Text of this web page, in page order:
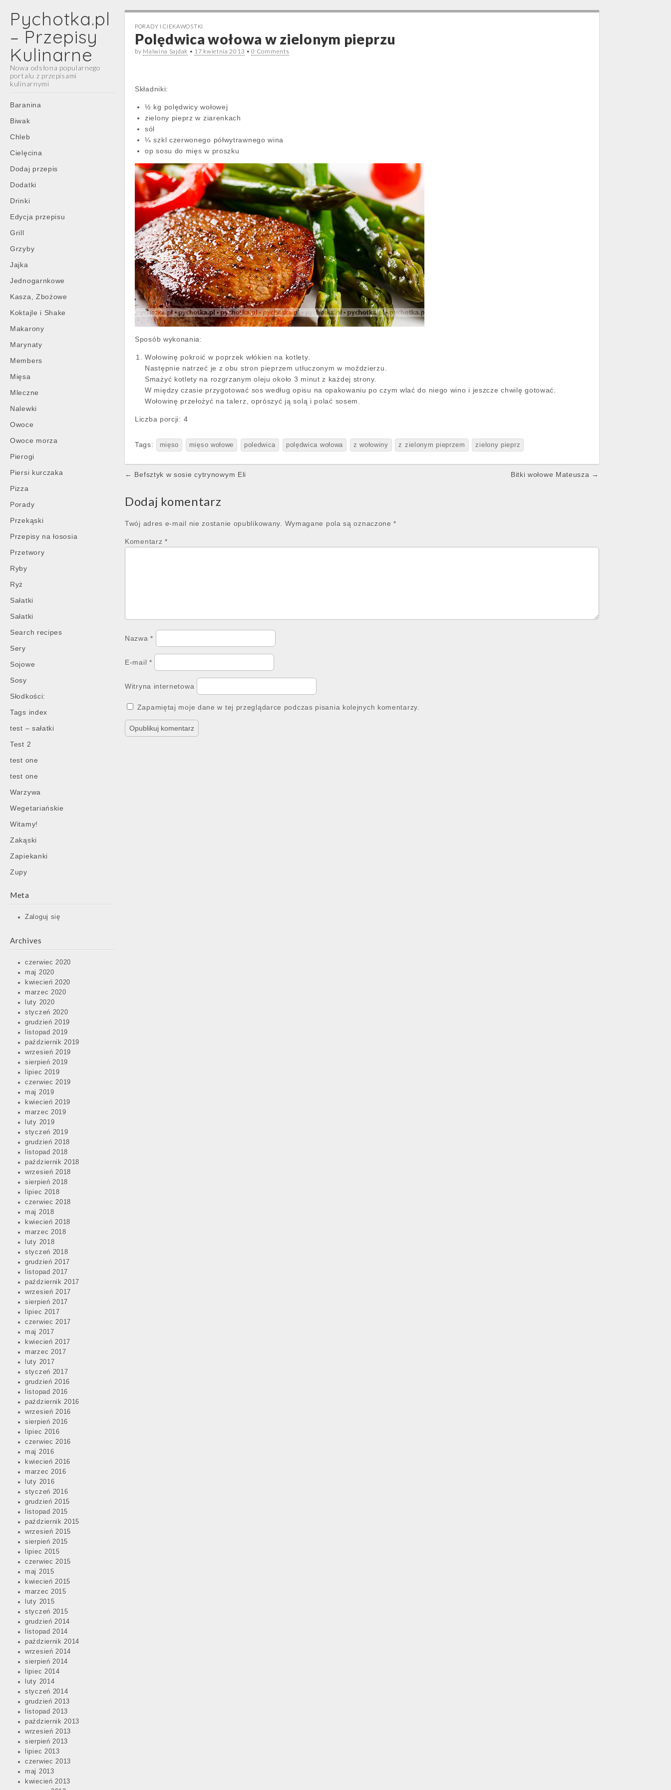
Pychotka.pl
– Przepisy
Kulinarne
Nowa odsłona popularnego
portalu z przepisami
kulinarnymi
Main
menu
Skip
content
Baranina
Biwak
Chleb
Cielęcina
Dodaj przepis
Dodatki
Drinki
Edycja przepisu
Grill
Grzyby
Jajka
Jednogarnkowe
Kasza, Zbożowe
Koktajle i Shake
Makarony
Marynaty
Members
Mięsa
Mleczne
Nalewki
Owoce
Owoce morza
Pierogi
Piersi kurczaka
Pizza
Porady
Przekąski
Przepisy na łososia
Przetwory
Ryby
Ryż
Sałatki
Sałatki
Search recipes
Sery
Sojowe
Sosy
Słodkości:
Tags index
test – sałatki
Test 2
test one
test one
Warzywa
Wegetariańskie
Witamy!
Zakąski
Zapiekanki
Zupy
Meta
Zaloguj się
Archives
czerwiec 2020
maj 2020
kwiecień 2020
marzec 2020
luty 2020
styczeń 2020
grudzień 2019
listopad 2019
październik 2019
wrzesień 2019
sierpień 2019
lipiec 2019
czerwiec 2019
maj 2019
kwiecień 2019
marzec 2019
luty 2019
styczeń 2019
grudzień 2018
listopad 2018
październik 2018
wrzesień 2018
sierpień 2018
lipiec 2018
czerwiec 2018
maj 2018
kwiecień 2018
marzec 2018
luty 2018
styczeń 2018
grudzień 2017
listopad 2017
październik 2017
wrzesień 2017
sierpień 2017
lipiec 2017
czerwiec 2017
maj 2017
kwiecień 2017
marzec 2017
luty 2017
styczeń 2017
grudzień 2016
listopad 2016
październik 2016
wrzesień 2016
sierpień 2016
lipiec 2016
czerwiec 2016
maj 2016
kwiecień 2016
marzec 2016
luty 2016
styczeń 2016
grudzień 2015
listopad 2015
październik 2015
wrzesień 2015
sierpień 2015
lipiec 2015
czerwiec 2015
maj 2015
kwiecień 2015
marzec 2015
luty 2015
styczeń 2015
grudzień 2014
listopad 2014
październik 2014
wrzesień 2014
sierpień 2014
lipiec 2014
luty 2014
styczeń 2014
grudzień 2013
listopad 2013
październik 2013
wrzesień 2013
sierpień 2013
lipiec 2013
czerwiec 2013
maj 2013
kwiecień 2013
PORADY I CIEKAWOSTKI
Polędwica wołowa w zielonym pieprzu
by Malwina Sajdak • 17 kwietnia 2013 •0 Comments
Składniki:
½ kg polędwicy wołowej
zielony pieprz w ziarenkach
sól
¼ szkl czerwonego półwytrawnego wina
op sosu do mięs w proszku
Sposób wykonania:
Wołowinę pokroić w poprzek włókien na kotlety.
Następnie natrzeć je z obu stron pieprzem utłuczonym w moździerzu.
Smażyć kotlety na rozgrzanym oleju około 3 minut z każdej strony.
W między czasie przygotować sos według opisu na opakowaniu po czym wlać do niego wino i jeszcze chwilę gotować.
Wołowinę przełożyć na talerz, oprószyć ją solą i polać sosem.
Liczba porcji: 4
Tags: mięso mięso wołowe poledwica polędwica wołowa z wołowiny z zielonym pieprzem zielony pieprz
Post
← Befsztyk w sosie cytrynowym Eli Bitki wołowe Mateusza →
Dodaj komentarz
Twój adres e-mail nie zostanie opublikowany. Wymagane pola są oznaczone*
Komentarz *
Nazwa*
E-mail *
Witryna internetowa
Zapamiętaj moje dane w tej przeglądarce podczas pisania kolejnych komentarzy.